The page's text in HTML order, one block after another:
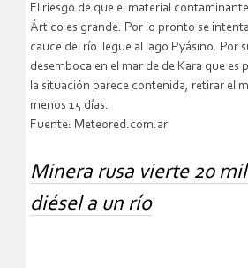
El riesgo de que el material
Ártico es grande. Por lo pronto se
cauce del río llegue al lago Pyásino. Por
desemboca en el mar de de Kara que es
la situación parece contenida, retirar el
menos 15 días.
Fuente: Meteored.com.ar
Minera rusa vierte 20
diésel a un río